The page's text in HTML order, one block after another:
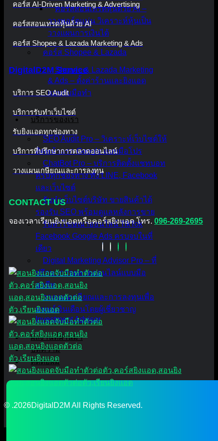
คอร์สสอนเทรดหุ้นด้วย AI –
วางพอร์ตแม่น วิเคราะห์หุ้นเป็น
วางแผนการเงินได้
คอร์ส Shopee & Lazada
Shopee & Lazada Marketing
& Ads – ตั้งค่าร้านและยิงแอด
แบบจับมือทำ
บริการของเรา
SEO Audit Pro – วิเคราะห์เว็บไซต์ให้
ติดหน้าแรก Google แบบมือโปร
ChatBot Pro – บริการติดตั้งแชทบอท
ครบทุกช่องทาง ทั้ง LINE, Facebook
และเว็บไซต์
รับทำเว็บไซต์บริษัท ขายสินค้าได้
รองรับ SEO พร้อมดูแลหลังการขาย
รับทำโฆษณาออนไลน์ TikTok
Facebook Google Ads ครบจบในที่
เดียว
Digital Marketing Advisor Pro – ที่
ปรึกษาการตลาดออนไลน์แบบมือ
อาชีพ
วางแผนเกษียณและการลงทุนเพื่อ
มนุษย์เงินเดือนโดยผู้เชี่ยวชาญ
Investment Advisor
ผลงานที่ผ่านมา
บทความ
ติดต่อผม
คอร์ส AI-Driven Marketing & Advertising
คอร์สสอนเทรดหุ้นด้วย AI
คอร์ส Shopee & Lazada Marketing & Ads
DigitalD2M Service
บริการ SEO Audit
บริการรับทำเว็บไซต์
รับยิงแอดทุกช่องทาง
บริการที่ปรึกษาการตลาดออนไลน์
วางแผนเกษียณและการลงทุน
CONTACT US
จองเวลาเรียนยิงแอดหรือคอร์สยิงแอด โทร. 096-269-2695
© .2026DigitalD2M All Rights Reserved.